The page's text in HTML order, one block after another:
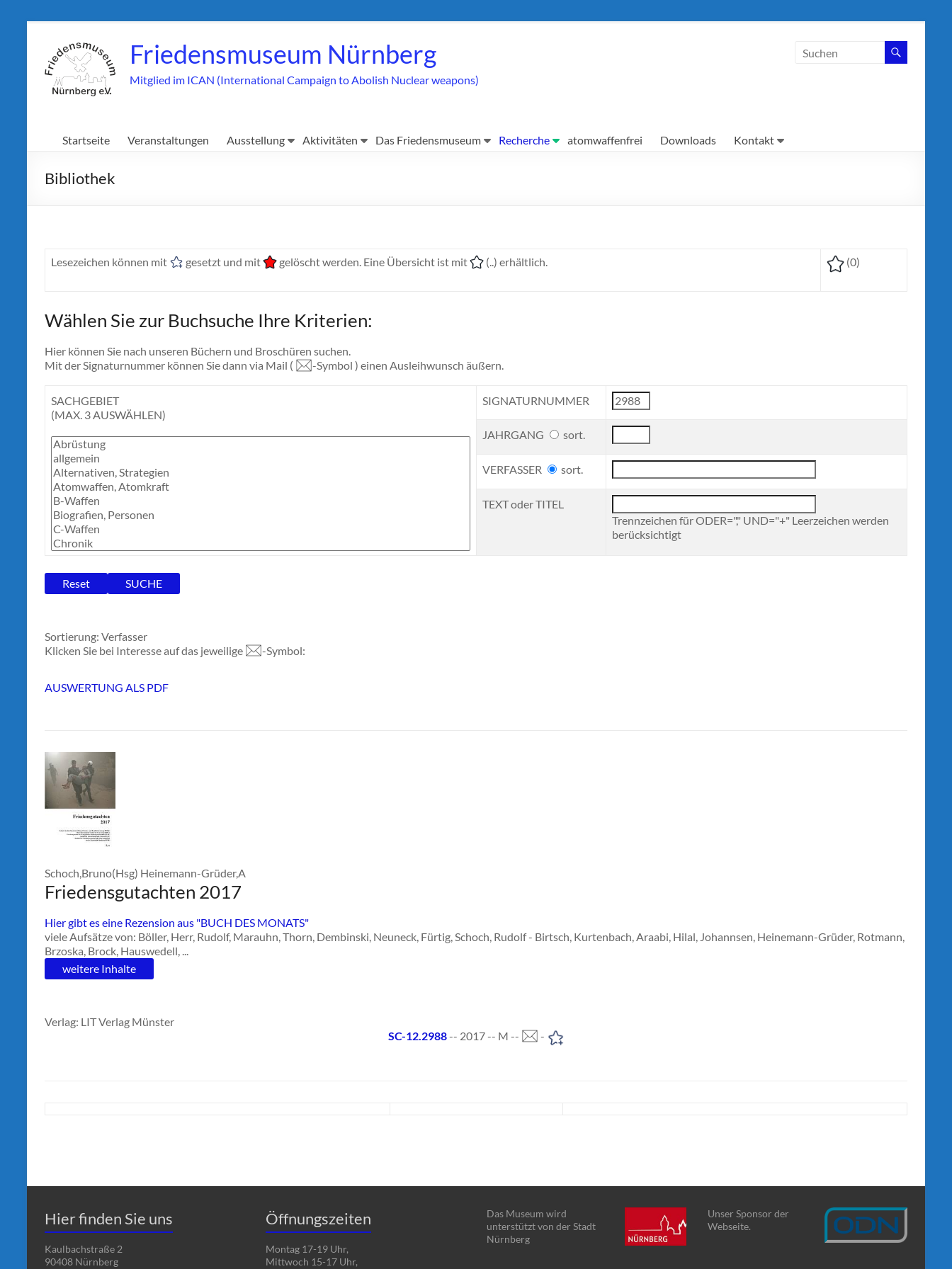
springen
Friedensmuseum Nürnberg
Mitglied im ICAN (International Campaign to Abolish Nuclear weapons)
Startseite Veranstaltungen Ausstellung Aktivitäten Das Friedensmuseum Recherche atomwaffenfrei Downloads Kontakt
Bibliothek
Lesezeichen können mit gesetzt und mit gelöscht werden. Eine Übersicht ist mit (..) erhältlich. (0)
Wählen Sie zur Buchsuche Ihre Kriterien:
Hier können Sie nach unseren Büchern und Broschüren suchen.
Mit der Signaturnummer können Sie dann via Mail (
-Symbol ) einen Ausleihwunsch äußern.
SACHGEBIET
(MAX. 3 AUSWÄHLEN)
SIGNATURNUMMER
JAHRGANG sort.
VERFASSER sort.
TEXT oder TITEL
Trennzeichen für ODER="," UND="+" Leerzeichen werden
berücksichtigt
Sortierung: Verfasser
Klicken Sie bei Interesse auf das jeweilige
-Symbol:
AUSWERTUNG ALS PDF
Schoch,Bruno(Hsg) Heinemann-Grüder,A
Friedensgutachten 2017
Hier gibt es eine Rezension aus "BUCH DES MONATS"
viele Aufsätze von: Böller, Herr, Rudolf, Marauhn, Thorn, Dembinski, Neuneck, Fürtig, Schoch, Rudolf - Birtsch, Kurtenbach, Araabi, Hilal, Johannsen, Heinemann-Grüder, Rotmann,
Brzoska, Brock, Hauswedell, ...
weitere Inhalte
Verlag: LIT Verlag Münster
SC-12.2988-- 2017 -- M -- -
Hier finden Sie uns
Kaulbachstraße 2
90408 Nürnberg
Öffnungszeiten
Montag 17-19 Uhr,
Mittwoch 15-17 Uhr,
Das Museum wird
unterstützt von der Stadt
Nürnberg
Unser Sponsor der
Webseite.